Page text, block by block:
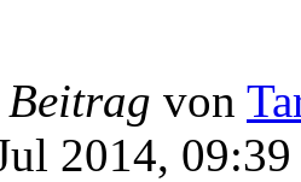
von
2014, 09:39